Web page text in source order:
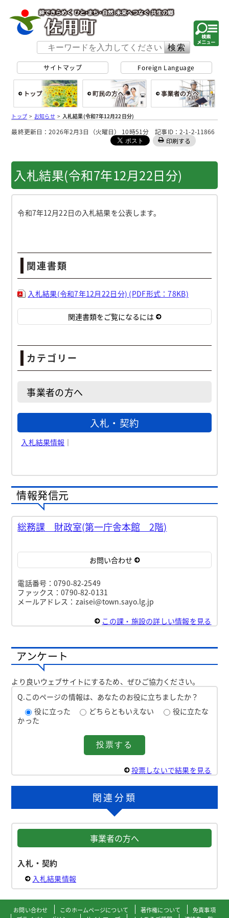
サイトマップ Foreign Language
総合トップ
トップ> お知らせ> 入札結果(令和7年12月22日分)
最終更新日：2026年2月3日（火曜日） 10時51分 記事ID：2-1-2-11866
印刷する
入札結果(令和7年12月22日分)
令和7年12月22日の入札結果を公表します。
関連書類
入札結果(令和7年12月22日分) (PDF形式：78KB)
関連書類をご覧になるには
カテゴリー
事業者の方へ
入札・契約
入札結果情報 ｜
情報発信元
総務課 財政室(第一庁舎本館 2階)
お問い合わせ
電話番号：0790-82-2549
ファックス：0790-82-0131
メールアドレス：zaisei@town.sayo.lg.jp
この課・施設の詳しい情報を見る
アンケート
より良いウェブサイトにするため、ぜひご協力ください。
Q.このページの情報は、あなたのお役に立ちましたか？
役に立った
どちらともいえない
役に立たな
かった
投票しないで結果を見る
関連分類
事業者の方へ
入札・契約
入札結果情報
お問い合わせ このホームページについて 著作権について
免責事項